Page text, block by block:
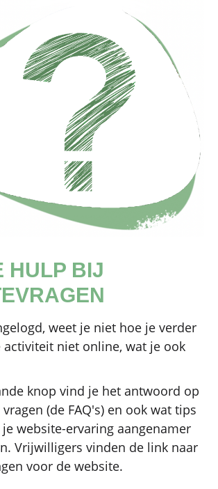
HULP BIJ
weet je niet hoe je verder
activiteit niet online, wat je ook
knop vind je het antwoord op
(de FAQ's) en ook wat tips
website-ervaring aangenamer
Vrijwilligers vinden de link naar
voor de website.